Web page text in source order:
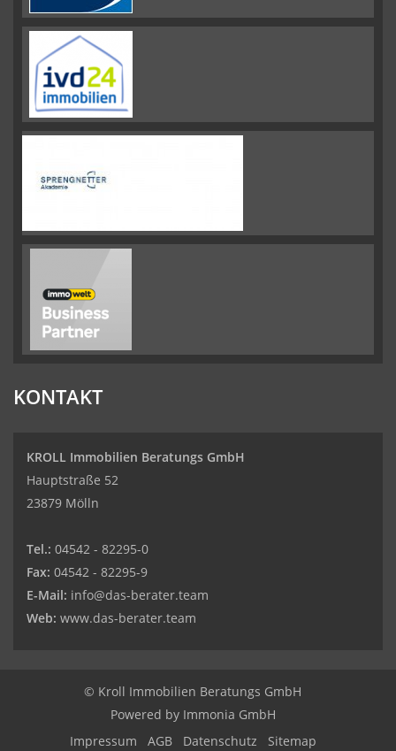
KONTAKT
KROLL Immobilien Beratungs GmbH
Hauptstraße 52
23879 Mölln
Tel.: 04542 - 82295-0
Fax: 04542 - 82295-9
E-Mail: info@das-berater.team
Web: www.das-berater.team
© Kroll Immobilien Beratungs GmbH
Powered by Immonia GmbH
Impressum
AGB Datenschutz Sitemap